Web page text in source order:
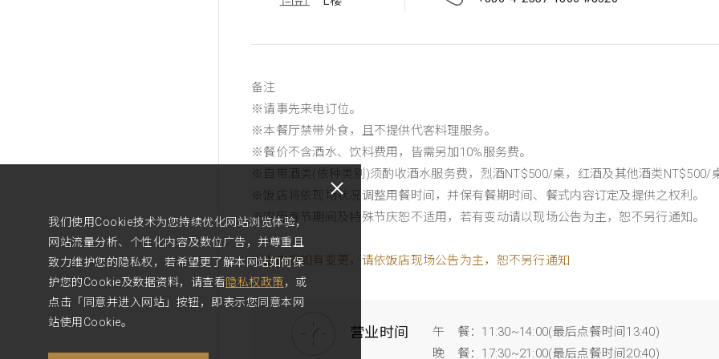
备注
※请事先来电订位。
※本餐厅禁带外食，且不提供代客料理服务。
※餐价不含酒水、饮料费用，皆需另加10%服务费。
※自带酒类(依种类别)须酌收酒水服务费，烈酒NT$500/桌，红酒及其他酒类NT$500/
※饭店将依现场状况调整用餐时间，并保有餐期时间、餐式内容订定及提供之权利。
※农历春节期间及特殊节庆恕不适用，若有变动请以现场公告为主，恕不另行通知。
以上内容如有变更，请依饭店现场公告为主，恕不另行通知
营业时间
午 餐：11:30~14:00(最后点餐时间13:40)
晚 餐：17:30~21:00(最后点餐时间20:40)
我们使用Cookie技术为您持续优化网站浏览体验，
网站流量分析、个性化内容及数位广告，并尊重且
致力维护您的隐私权，若希望更了解本网站如何保
护您的Cookie及数据资料，请查看隐私权政策，或
点击「同意并进入网站」按钮，即表示您同意本网
站使用Cookie。